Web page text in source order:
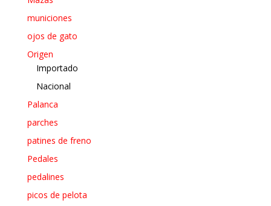
municiones
ojos de gato
Origen
Importado
Nacional
Palanca
parches
patines de freno
Pedales
pedalines
picos de pelota